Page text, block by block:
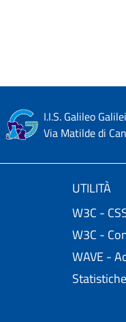
I.I.S. Galileo Galilei
Via Matilde di
UTILITÀ
W3C -
W3C -
WAVE -